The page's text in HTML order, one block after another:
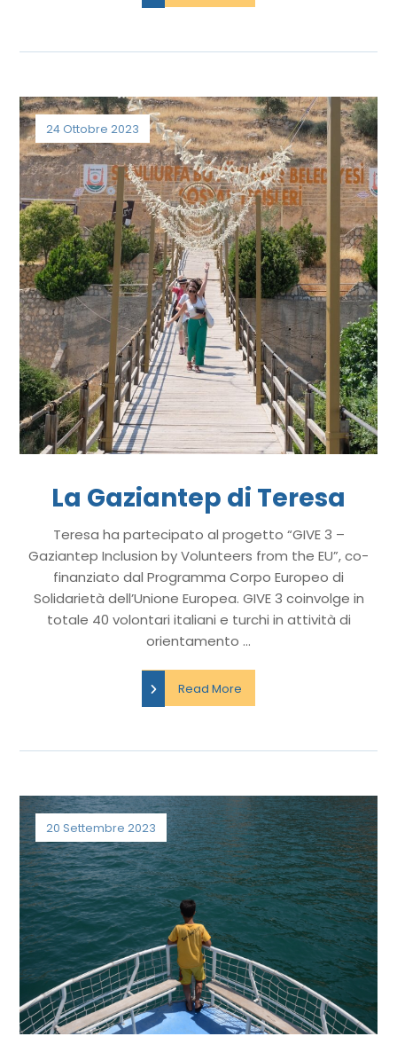
La Gaziantep di Teresa
24 Ottobre 2023
Teresa ha partecipato al progetto “GIVE 3 –
Gaziantep Inclusion by Volunteers from the EU”, co-
finanziato dal Programma Corpo Europeo di
Solidarietà dell’Unione Europea. GIVE 3 coinvolge in
totale 40 volontari italiani e turchi in attività di
orientamento ...
Read More
20 Settembre 2023